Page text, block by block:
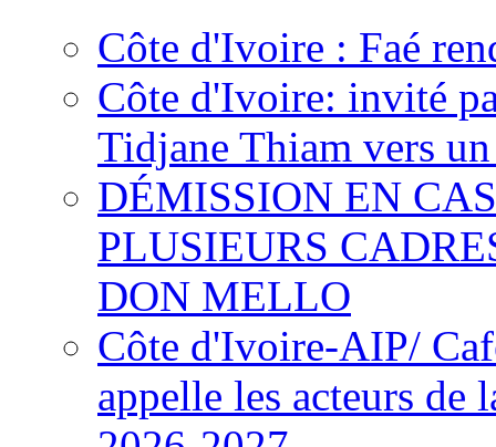
Côte d'Ivoire : Faé
Côte d'Ivoire: invité
Tidjane Thiam vers
DÉMISSION EN
PLUSIEURS
DON MELLO
Côte d'Ivoire-AIP/
appelle les acteurs de